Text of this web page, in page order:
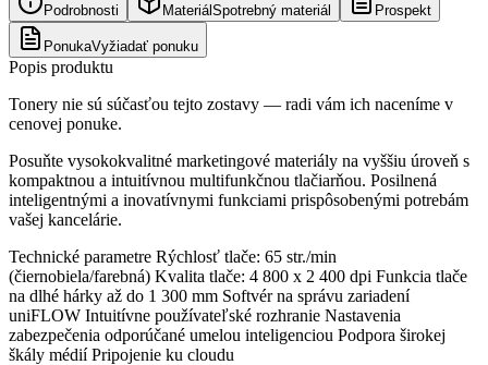
Podrobnosti Materiál Spotrebný materiál Prospekt
PonukaVyžiadať ponuku
Popis produktu
Tonery nie sú súčasťou tejto zostavy — radi vám ich naceníme v
cenovej ponuke.
Posuňte vysokokvalitné marketingové materiály na vyššiu úroveň s
kompaktnou a intuitívnou multifunkčnou tlačiarňou. Posilnená
inteligentnými a inovatívnymi funkciami prispôsobenými potrebám
vašej kancelárie.
Technické parametre Rýchlosť tlače: 65 str./min
(čiernobiela/farebná) Kvalita tlače: 4 800 x 2 400 dpi Funkcia tlače
na dlhé hárky až do 1 300 mm Softvér na správu zariadení
uniFLOW Intuitívne používateľské rozhranie Nastavenia
zabezpečenia odporúčané umelou inteligenciou Podpora širokej
škály médií Pripojenie ku cloudu